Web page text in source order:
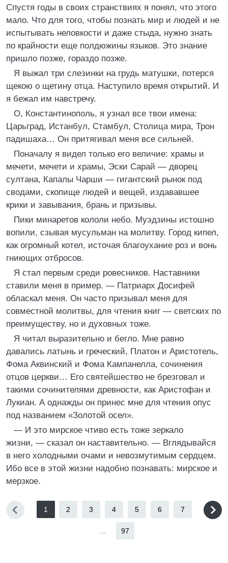
Спустя годы в своих странствиях я понял, что этого
мало. Что для того, чтобы познать мир и людей и не
испытывать неловкости и даже стыда, нужно знать
по крайности еще полдюжины языков. Это знание
пришло позже, гораздо позже.
Я выжал три слезинки на грудь матушки, потерся
щекою о щетину отца. Наступило время открытий. И
я бежал им навстречу.
О, Константинополь, я узнал все твои имена:
Царьград, Истанбул, Стамбул, Столица мира, Трон
падишаха… Он притягивал меня все сильней.
Поначалу я видел только его величие: храмы и
мечети, мечети и храмы, Эски Сарай — дворец
султана, Капалы Чарши — гигантский рынок под
сводами, скопище людей и вещей, издававшее
крики и завывания, брань и призывы.
Пики минаретов кололи небо. Муэдзины истошно
вопили, сзывая мусульман на молитву. Город кипел,
как огромный котел, источая благоухание роз и вонь
гниющих отбросов.
Я стал первым среди ровесников. Наставники
ставили меня в пример. — Патриарх Досифей
обласкал меня. Он часто призывал меня для
совместной молитвы, для чтения книг — светских по
преимуществу, но и духовных тоже.
Я читал выразительно и бегло. Мне равно
давались латынь и греческий, Платон и Аристотель,
Фома Аквинский и Фома Кампанелла, сочинения
отцов церкви… Его святейшество не брезговал и
такими сочинителями древности, как Аристофан и
Лукиан. А однажды он принес мне для чтения опус
под названием «Золотой осел».
— И это мирское чтиво есть тоже зеркало
жизни, — сказал он наставительно. — Вглядывайся
в него холодными очами и невозмутимым сердцем.
Ибо все в этой жизни надобно познавать: мирское и
мерзкое.
1 2 3 4 5 6 7
97